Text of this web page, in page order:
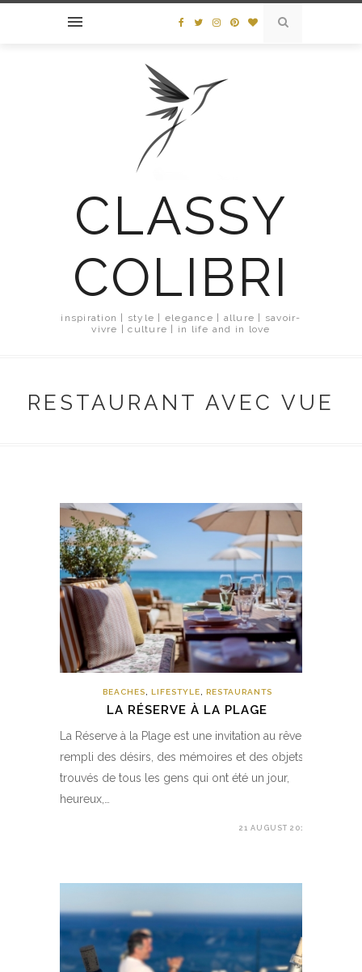
CLASSY
COLIBRI
inspiration | style | elegance | allure | savoir-
vivre | culture | in life and in love
RESTAURANT AVEC VUE
BEACHES, LIFESTYLE, RESTAURANTS
LA RÉSERVE À LA PLAGE
La Réserve à la Plage est une invitation au rêve :
rempli des désirs, des mémoires et des objets
trouvés de tous les gens qui ont été un jour,
heureux,…
21 AUGUST 2019